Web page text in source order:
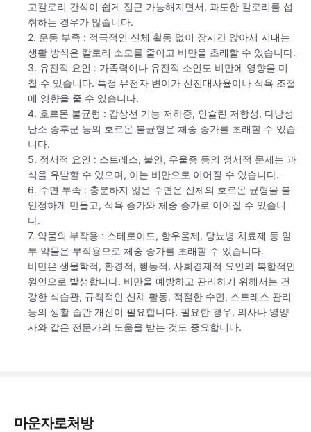
고칼로리 간식이 쉽게 접근 가능해지면서, 과도한 칼로리를 섭
취하는 경우가 많습니다.
2. 운동 부족 : 적극적인 신체 활동 없이 장시간 앉아서 지내는
생활 방식은 칼로리 소모를 줄이고 비만을 초래할 수 있습니다.
3. 유전적 요인 : 가족력이나 유전적 소인도 비만에 영향을 미
칠 수 있습니다. 특정 유전자 변이가 신진대사율이나 식욕 조절
에 영향을 줄 수 있습니다.
4. 호르몬 불균형 : 갑상선 기능 저하증, 인슐린 저항성, 다낭성
난소 증후군 등의 호르몬 불균형은 체중 증가를 초래할 수 있습
니다.
5. 정서적 요인 : 스트레스, 불안, 우울증 등의 정서적 문제는 과
식을 유발할 수 있으며, 이는 비만으로 이어질 수 있습니다.
6. 수면 부족 : 충분하지 않은 수면은 신체의 호르몬 균형을 불
안정하게 만들고, 식욕 증가와 체중 증가로 이어질 수 있습니
다.
7. 약물의 부작용 : 스테로이드, 항우울제, 당뇨병 치료제 등 일
부 약물은 부작용으로 체중 증가를 초래할 수 있습니다.
비만은 생물학적, 환경적, 행동적, 사회경제적 요인의 복합적인
원인으로 발생합니다. 비만을 예방하고 관리하기 위해서는 건
강한 식습관, 규칙적인 신체 활동, 적절한 수면, 스트레스 관리
등의 생활 습관 개선이 필요합니다. 필요한 경우, 의사나 영양
사와 같은 전문가의 도움을 받는 것도 중요합니다.
마운자로처방